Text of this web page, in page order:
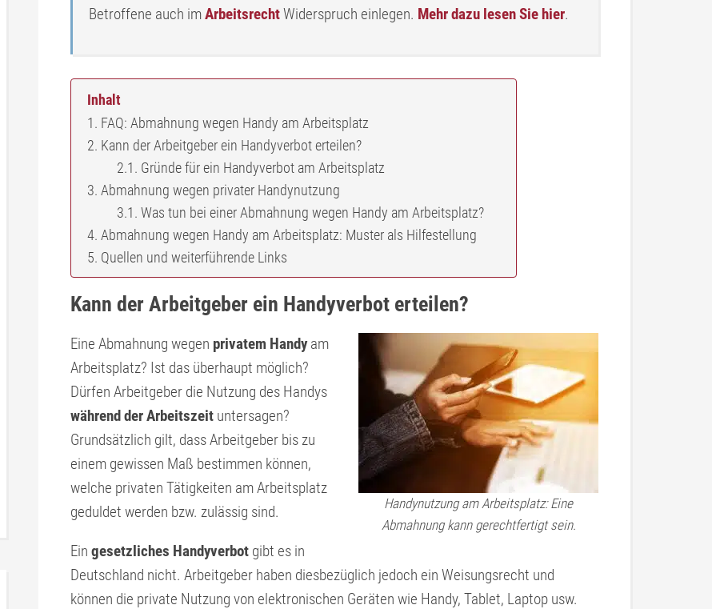
Betroffene auch imArbeitsrechtWiderspruch einlegen. Mehr dazu lesen Sie hier.
Inhalt
FAQ: Abmahnung wegen Handy am Arbeitsplatz
Kann der Arbeitgeber ein Handyverbot erteilen?
Gründe für ein Handyverbot am Arbeitsplatz
Abmahnung wegen privater Handynutzung
Was tun bei einer Abmahnung wegen Handy am Arbeitsplatz?
Abmahnung wegen Handy am Arbeitsplatz: Muster als Hilfestellung
Quellen und weiterführende Links
Kann der Arbeitgeber ein Handyverbot erteilen?
Handynutzung am Arbeitsplatz: Eine
Abmahnung kann gerechtfertigt sein.
Eine Abmahnung wegen privatem Handyam
Arbeitsplatz? Ist das überhaupt möglich?
Dürfen Arbeitgeber die Nutzung des Handys
während der Arbeitszeit untersagen?
Grundsätzlich gilt, dass Arbeitgeber bis zu
einem gewissen Maß bestimmen können,
welche privaten Tätigkeiten am Arbeitsplatz
geduldet werden bzw. zulässig sind.
Ein gesetzliches Handyverbot gibt es in
Deutschland nicht. Arbeitgeber haben diesbezüglich jedoch ein Weisungsrecht und
können die private Nutzung von elektronischen Geräten wie Handy, Tablet, Laptop usw.